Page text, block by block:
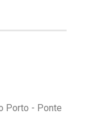
Porto - Ponte